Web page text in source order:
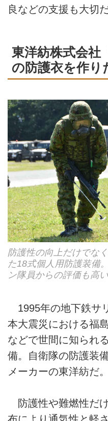
良などの支援も大切
東洋紡株式会社
の防護衣を作り
防護性の向上だけでな
た18式個人用防護装備
ン隊員からの評価も高い
1995年の地下鉄サ
本大震災における福
などで世間に知られ
備。自衛隊の防護装
メーカーの東洋紡だ。
防護性や難燃性だ